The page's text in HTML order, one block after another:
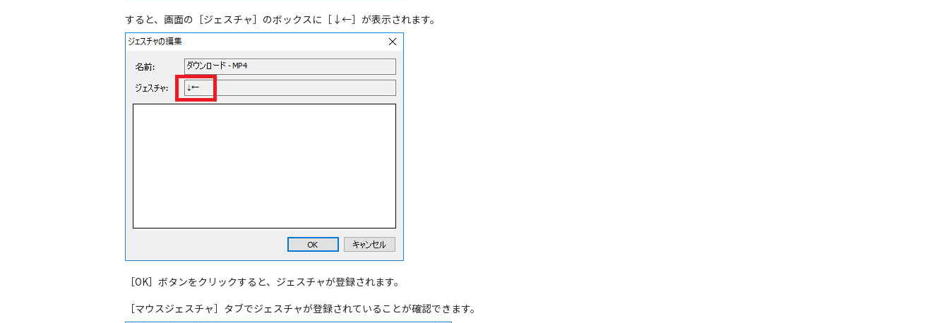
すると、画面の［ジェスチャ］のボックスに［↓←］が表示されます。
［OK］ボタンをクリックすると、ジェスチャが登録されます。
［マウスジェスチャ］タブでジェスチャが登録されていることが確認できます。